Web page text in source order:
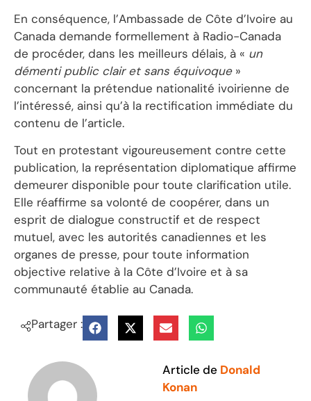
En conséquence, l’Ambassade de Côte d’Ivoire au
Canada demande formellement à Radio-Canada
de procéder, dans les meilleurs délais, à « un
démenti public clair et sans équivoque»
concernant la prétendue nationalité ivoirienne de
l’intéressé, ainsi qu’à la rectification immédiate du
contenu de l’article.
Tout en protestant vigoureusement contre cette
publication, la représentation diplomatique affirme
demeurer disponible pour toute clarification utile.
Elle réaffirme sa volonté de coopérer, dans un
esprit de dialogue constructif et de respect
mutuel, avec les autorités canadiennes et les
organes de presse, pour toute information
objective relative à la Côte d’Ivoire et à sa
communauté établie au Canada.
Partager :
Article de Donald
Konan